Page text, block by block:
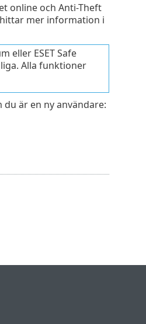
online och Anti-Theft
mer information i
eller ESET Safe
Alla funktioner
är en ny användare: